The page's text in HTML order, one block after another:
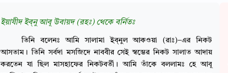
ইয়াযীদ ইব্‌নু আবূ উবায়দ (রহঃ) থেকে বর্নিতঃ
তিনি বলেনঃ আমি সালামা ইব্‌নুল আকওয়া (রাঃ)–এর নিকট
আসতাম। তিনি সর্বদা মসজিদে নাববীর সেই স্বম্ভের নিকট সালাত আদায়
করতেন যা ছিল মাসহাফের নিকটবর্তী। আমি তাঁকে বললামঃ হে আবূ